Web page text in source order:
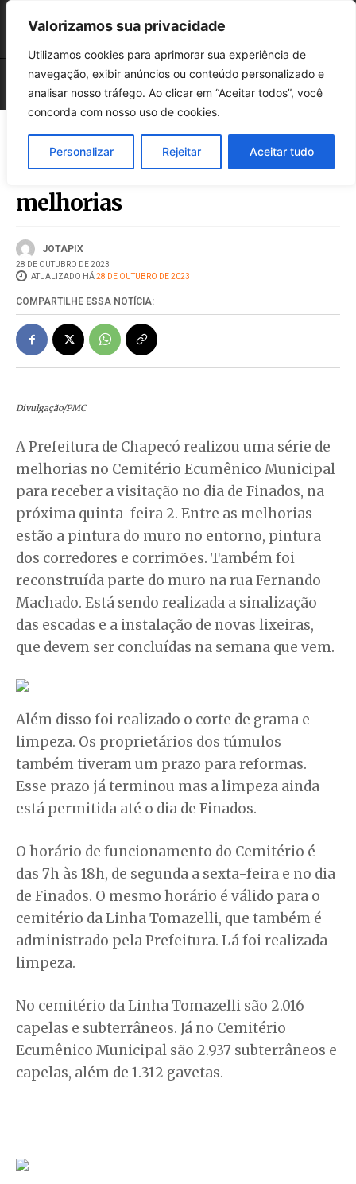
Valorizamos sua privacidade
Utilizamos cookies para aprimorar sua experiência de
navegação, exibir anúncios ou conteúdo personalizado e
analisar nosso tráfego. Ao clicar em “Aceitar todos”, você
concorda com nosso uso de cookies.
Personalizar Rejeitar Aceitar tudo
Cemitério Ecumênico recebe
melhorias
JOTAPIX
28 DE OUTUBRO DE 2023
ATUALIZADO HÁ28 DE OUTUBRO DE 2023
COMPARTILHE ESSA NOTÍCIA:
Divulgação/PMC
A Prefeitura de Chapecó realizou uma série de
melhorias no Cemitério Ecumênico Municipal
para receber a visitação no dia de Finados, na
próxima quinta-feira 2. Entre as melhorias
estão a pintura do muro no entorno, pintura
dos corredores e corrimões. Também foi
reconstruída parte do muro na rua Fernando
Machado. Está sendo realizada a sinalização
das escadas e a instalação de novas lixeiras,
que devem ser concluídas na semana que vem.
Além disso foi realizado o corte de grama e
limpeza. Os proprietários dos túmulos
também tiveram um prazo para reformas.
Esse prazo já terminou mas a limpeza ainda
está permitida até o dia de Finados.
O horário de funcionamento do Cemitério é
das 7h às 18h, de segunda a sexta-feira e no dia
de Finados. O mesmo horário é válido para o
cemitério da Linha Tomazelli, que também é
administrado pela Prefeitura. Lá foi realizada
limpeza.
No cemitério da Linha Tomazelli são 2.016
capelas e subterrâneos. Já no Cemitério
Ecumênico Municipal são 2.937 subterrâneos e
capelas, além de 1.312 gavetas.